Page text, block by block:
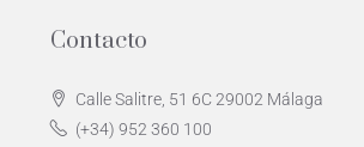
Contacto
Calle Salitre, 51 6C 29002 Málaga
(+34) 952 360 100